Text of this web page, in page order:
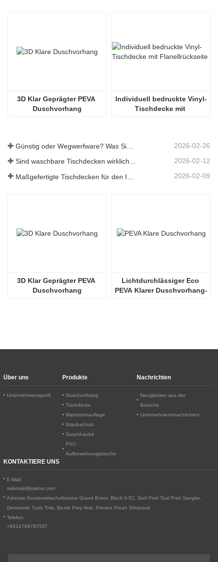
3D Klar Geprägter PEVA
Duschvorhang
Individuell bedruckte Vinyl-
Tischdecke mit
2026-02-26
Sind waschbare Tischdecken wirklich pflegeleicht? Was Sie erwartet 2026-02-12
2026-02-09
3D Klar Geprägter PEVA
Duschvorhang
Lichtdurchlässiger Eco
PEVA Klarer Duschvorhang-
Über uns
Unternehmensprofil
Produkte
Duschvorhang
Tischdecke
Matratzenauflage
Staubschutz
Duschhaube
PVC-
Aufbewahrungstasche
Nachrichten
Neuigkeiten aus der
Branche
Unternehmensnachrichten
KONTAKTIERE UNS
E-Mail:
salesvip@jnjiahe.com
Adresse:Sonderwirtschaftszone Grand Bokor, Block II-5C, Dorf Prek Toal Prek Sangke,
Gemeinde Tuek Thla, Bezirk Prey Nob, Provinz Preah Sihanouk
Telefon:
+8614768787537